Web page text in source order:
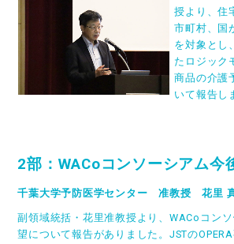
授より、住
市町村、国
を対象とし
たロジック
商品の介護
いて報告し
2部：WACoコンソーシアム今
千葉大学予防医学センター 准教授 花里
副領域統括・花里准教授より、WACoコン
望について報告がありました。JSTの